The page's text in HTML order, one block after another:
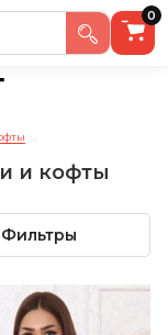
0
→
и кофты
Фильтры